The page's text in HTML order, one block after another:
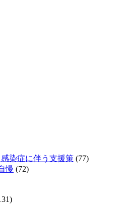
染症に伴う支援策 (77)
慢 (72)